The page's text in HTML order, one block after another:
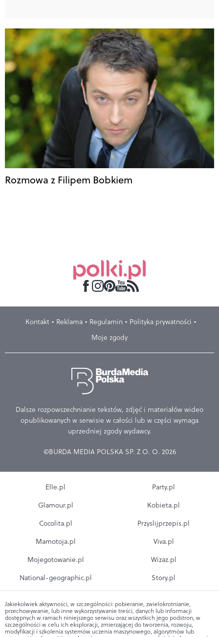
Rozmowa z Filipem Bobkiem
Kontakt Reklama Regulamin
Polityka prywatności
Moje zgody
Dalsze rozpowszechnianie tekstów, zdjęć i materiałów wideo
opublikowanych w serwisie w całości lub w części wymaga
uprzedniej zgody wydawcy.
©BURDA MEDIA POLSKA SP. Z O. O. 2026
Elle.pl
Glamour.pl
Cocolita.pl
Mamotoja.pl
Mojegotowanie.pl
National-geographic.pl
Party.pl
Kobieta.pl
Przyslijprzepis.pl
Viva.pl
Wizaz.pl
Story.pl
Jakiekolwiek aktywności, w szczególności: pobieranie, zwielokrotnianie,
przechowywanie, lub inne wykorzystywanie treści, danych lub informacji
dostępnych w ramach niniejszego serwisu oraz wszystkich jego podstron, w
szczególności w celu ich eksploracji, zmierzającej do tworzenia, rozwoju,
modyfikacji i szkolenia systemów uczenia maszynowego, algorytmów lub